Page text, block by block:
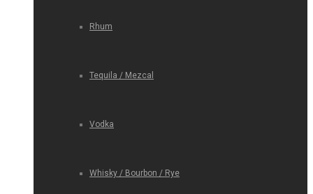
Rhum
Tequila / Mezcal
Vodka
Whisky / Bourbon / Rye